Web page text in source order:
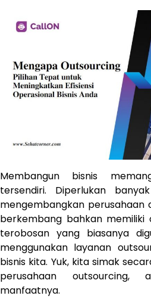
Membangun bisnis
tersendiri. Diperlukan
mengembangkan perusahaan
berkembang bahkan memiliki
terobosan yang biasanya
menggunakan layanan
bisnis kita. Yuk, kita simak
perusahaan
manfaatnya.